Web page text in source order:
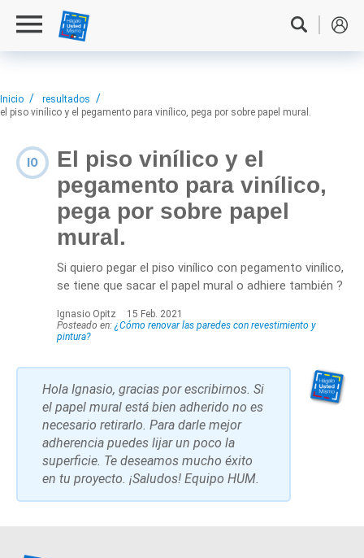
Inicio
resultados
el piso vinílico y el pegamento para vinílico, pega por sobre papel mural.
IO
El piso vinílico y el
pegamento para vinílico,
pega por sobre papel
mural.
Si quiero pegar el piso vinílico con pegamento vinílico,
se tiene que sacar el papel mural o adhiere también ?
Ignasio Opitz
15 Feb. 2021
Posteado en: ¿Cómo renovar las paredes con revestimiento y
pintura?
Hola Ignasio, gracias por escribirnos. Si
el papel mural está bien adherido no es
necesario retirarlo. Para darle mejor
adherencia puedes lijar un poco la
superficie. Te deseamos mucho éxito
en tu proyecto. ¡Saludos! Equipo HUM.